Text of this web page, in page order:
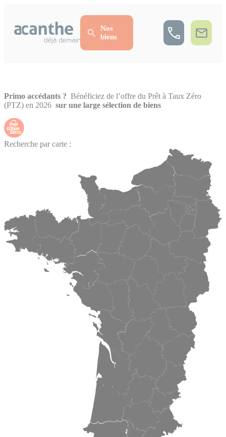
Nos
biens
Primo accédants ? Bénéficiez de l’offre du Prêt à Taux Zéro
(PTZ) en 2026 sur une large sélection de biens
Recherche par carte :